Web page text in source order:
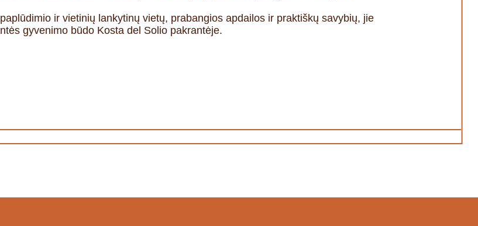
ir vietinių lankytinų vietų, prabangios apdailos ir praktiškų savybių, jie
gyvenimo būdo Kosta del Solio pakrantėje.